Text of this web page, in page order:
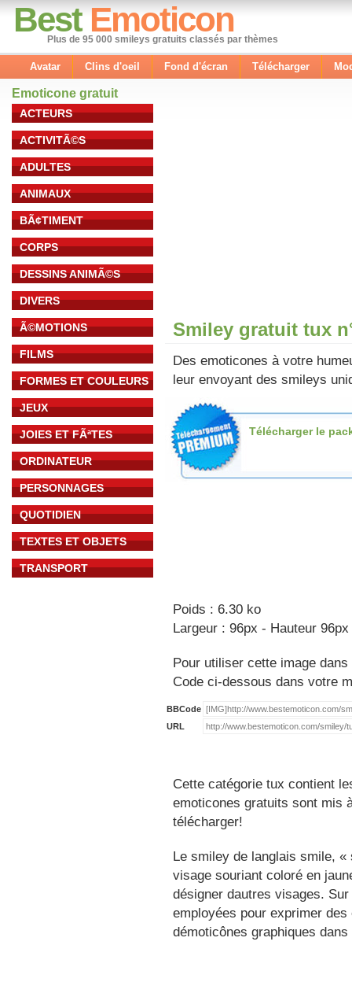
Best Emoticon
Plus de 95 000 smileys gratuits classés par thèmes
Avatar Clins d'oeil Fond d'écran Télécharger
Emoticone gratuit
ACTEURS
ACTIVITÃ©S
ADULTES
ANIMAUX
BÃ¢TIMENT
CORPS
DESSINS ANIMÃ©S
DIVERS
Ã©MOTIONS
FILMS
FORMES ET COULEURS
JEUX
JOIES ET FÃªTES
ORDINATEUR
PERSONNAGES
QUOTIDIEN
TEXTES ET OBJETS
TRANSPORT
Smiley gratuit tux
Des emoticones à votre
leur envoyant des smileys
Télécharger le
Poids : 6.30 ko
Largeur : 96px - Hauteur 96px
Pour utiliser cette image
Code ci-dessous dans votre
BBCode
URL
Cette catégorie tux contient
emoticones gratuits sont mis
télécharger!
Le smiley de langlais smile,
visage souriant coloré en
désigner dautres visages.
employées pour exprimer
démoticônes graphiques